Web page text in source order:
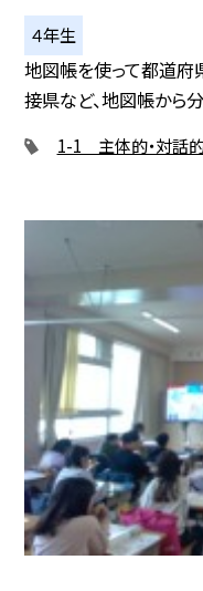
４年生
地図帳を使って都道府
接県など、地図帳から
1-1 主体的・対話